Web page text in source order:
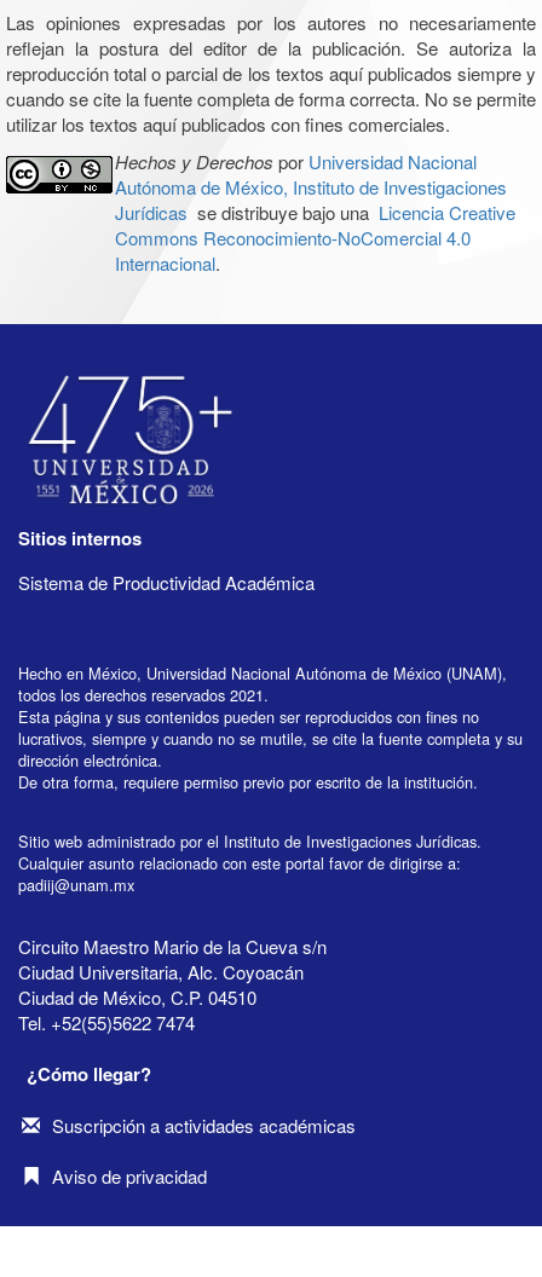
Las opiniones expresadas por los autores no necesariamente
reflejan la postura del editor de la publicación. Se autoriza la
reproducción total o parcial de los textos aquí publicados siempre y
cuando se cite la fuente completa de forma correcta. No se permite
utilizar los textos aquí publicados con fines comerciales.
Hechos y Derechos por Universidad Nacional
Autónoma de México, Instituto de Investigaciones
Jurídicas se distribuye bajo una Licencia Creative
Commons Reconocimiento-NoComercial 4.0
Internacional.
Sitios internos
Sistema de Productividad Académica
Hecho en México, Universidad Nacional Autónoma de México (UNAM),
todos los derechos reservados 2021.
Esta página y sus contenidos pueden ser reproducidos con fines no
lucrativos, siempre y cuando no se mutile, se cite la fuente completa y su
dirección electrónica.
De otra forma, requiere permiso previo por escrito de la institución.
Sitio web administrado por el Instituto de Investigaciones Jurídicas.
Cualquier asunto relacionado con este portal favor de dirigirse a:
padiij@unam.mx
Circuito Maestro Mario de la Cueva s/n
Ciudad Universitaria, Alc. Coyoacán
Ciudad de México, C.P. 04510
Tel. +52(55)5622 7474
¿Cómo llegar?
Suscripción a actividades académicas
Aviso de privacidad